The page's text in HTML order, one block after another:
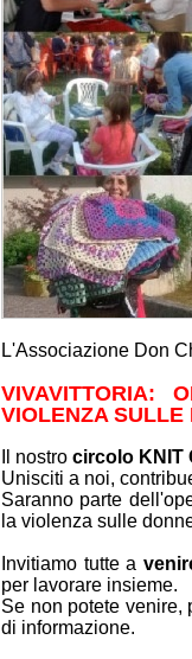
L'Associazione Don
VIVAVITTORIA:
VIOLENZA SULLE
Il nostro circolo KNIT
Unisciti a noi,
Saranno parte
la violenza sulle
Invitiamo tutte a
per lavorare insieme.
Se non potete venire,
di informazione.